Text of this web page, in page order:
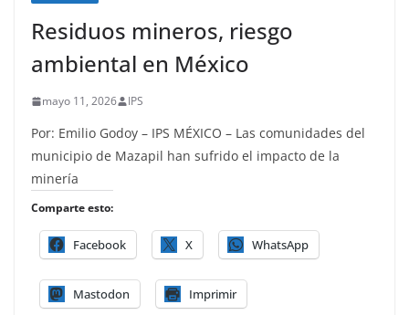
Residuos mineros, riesgo
ambiental en México
mayo 11, 2026 IPS
Por: Emilio Godoy – IPS MÉXICO – Las comunidades del
municipio de Mazapil han sufrido el impacto de la
minería
Comparte esto:
Facebook X WhatsApp
Mastodon Imprimir